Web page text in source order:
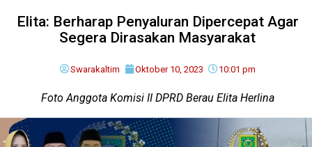
Elita: Berharap Penyaluran Dipercepat Agar
Segera Dirasakan Masyarakat
Swarakaltim Oktober 10, 2023 10:01 pm
Foto Anggota Komisi II DPRD Berau Elita Herlina